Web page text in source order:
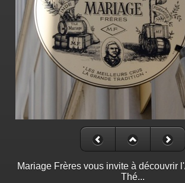
Mariage Frères vous invite à découvrir
Thé...